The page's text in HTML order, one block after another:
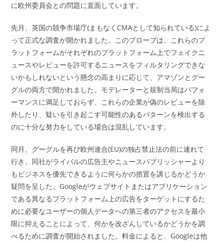
に欧州委員会との問題に直面しています。
先月、英国の競争市場庁(まもなくCMAとして知られている)によ
って正式な調査が開かれました。このプローブは、これらのプ
ラットフォームがそれぞれのプラットフォーム上でフェイクニ
ュースやレビューを許可するニュースをフィルタリングできな
いかもしれないという懸念の高まりに応じて、アマゾンとグー
グルの両方で開かれました。モデレーターと規制当局はパフォ
ーマンスに満足しておらず、これらの企業が偽のレビューを除
外したり、疑いを引き起こす可能性のあるパターンを検出する
のに十分な努力をしている場合は混乱しています。
同月、グーグルを再び欧州連合(EU)の独占禁止法の前に連れて
行き、同社がライバルの広告主やニュースパブリッシャーより
もビジネスを優先できるように何らかの措置を講じるかどうか
疑問を呈した。Googleがウェブサイトまたはアプリケーション
である異なるプラットフォーム上の広告をターゲットにするた
めに必要なユーザーの個人データへの第三者のアクセスを最小
限に抑えることによって、何かを改ざんしているかどうかを調
べるために調査が開始されました。料金によると、Googleは他